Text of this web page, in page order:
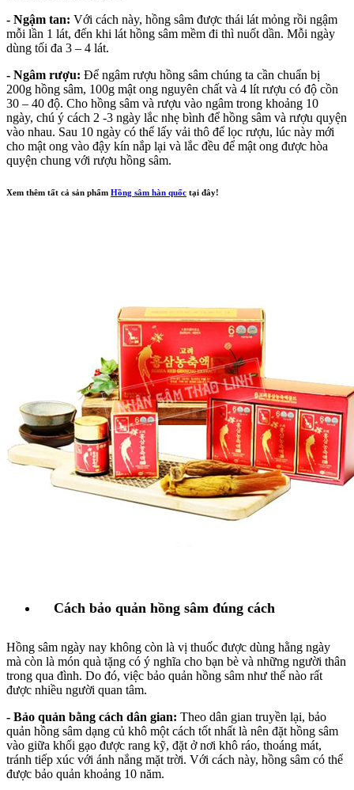
- Ngậm tan: Với cách này, hồng sâm được thái lát mỏng rồi ngậm
mỗi lần 1 lát, đến khi lát hồng sâm mềm đi thì nuốt dần. Mỗi ngày
dùng tối đa 3 – 4 lát.
- Ngâm rượu: Để ngâm rượu hồng sâm chúng ta cần chuẩn bị
200g hồng sâm, 100g mật ong nguyên chất và 4 lít rượu có độ cồn
30 – 40 độ. Cho hồng sâm và rượu vào ngâm trong khoảng 10
ngày, chú ý cách 2 -3 ngày lắc nhẹ bình để hồng sâm và rượu quyện
vào nhau. Sau 10 ngày có thể lấy vải thô để lọc rượu, lúc này mới
cho mật ong vào đậy kín nắp lại và lắc đều để mật ong được hòa
quyện chung với rượu hồng sâm.
Xem thêm tất cả sản phẩm Hồng sâm hàn quốc tại đây!
Cách bảo quản hồng sâm đúng cách
Hồng sâm ngày nay không còn là vị thuốc được dùng hằng ngày
mà còn là món quà tặng có ý nghĩa cho bạn bè và những người thân
trong qua đình. Do đó, việc bảo quản hồng sâm như thế nào rất
được nhiều người quan tâm.
- Bảo quản bằng cách dân gian: Theo dân gian truyền lại, bảo
quản hồng sâm dạng củ khô một cách tốt nhất là nên đặt hồng sâm
vào giữa khối gạo được rang kỹ, đặt ở nơi khô ráo, thoáng mát,
tránh tiếp xúc với ánh nắng mặt trời. Với cách này, hồng sâm có thể
được bảo quản khoảng 10 năm.